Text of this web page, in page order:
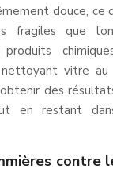
douce, ce
fragiles que
nettoyant vitre
des
en restant
contre